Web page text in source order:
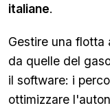
italiane.
Gestire una flotta
da quelle del
il software: i
ottimizzare